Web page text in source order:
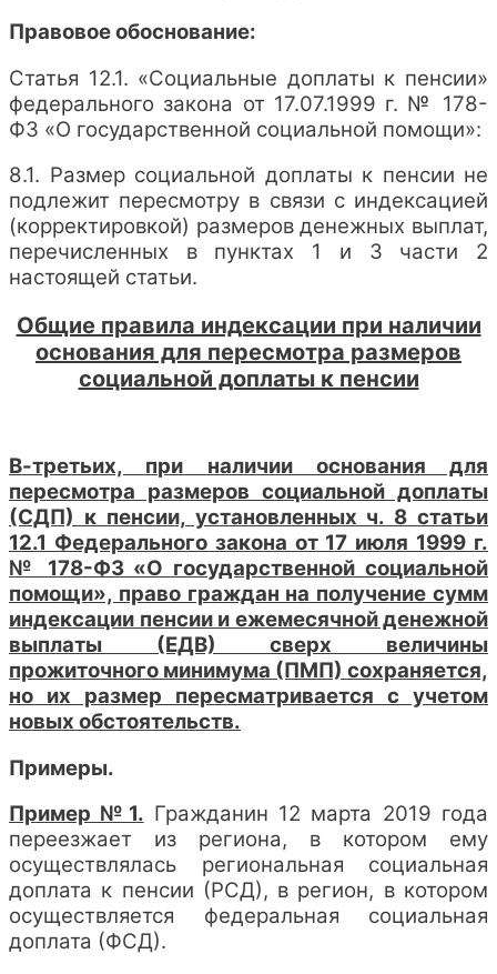
Правовое обоснование:
Статья 12.1. «Социальные доплаты к пенсии»
федерального закона от 17.07.1999 г. № 178-
ФЗ «О государственной социальной помощи»:
8.1. Размер социальной доплаты к пенсии не
подлежит пересмотру в связи с индексацией
(корректировкой) размеров денежных выплат,
перечисленных в пунктах 1 и 3 части 2
настоящей статьи.
Общие правила индексации при наличии
основания для пересмотра размеров
социальной доплаты к пенсии
В-третьих, при наличии основания для
пересмотра размеров социальной доплаты
(СДП) к пенсии, установленных ч. 8 статьи
12.1 Федерального закона от 17 июля 1999 г.
№ 178-ФЗ «О государственной социальной
помощи», право граждан на получение сумм
индексации пенсии и ежемесячной денежной
выплаты (ЕДВ) сверх величины
прожиточного минимума (ПМП) сохраняется,
но их размер пересматривается с учетом
новых обстоятельств.
Примеры.
Пример №1. Гражданин 12 марта 2019 года
переезжает из региона, в котором ему
осуществлялась региональная социальная
доплата к пенсии (РСД), в регион, в котором
осуществляется федеральная социальная
доплата (ФСД).